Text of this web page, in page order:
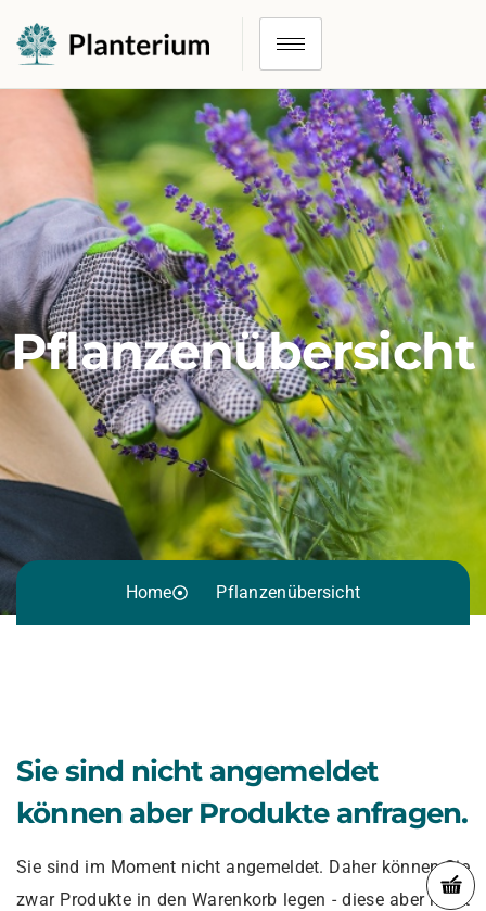
Pflanzenübersicht
Home Pflanzenübersicht
Sie sind nicht angemeldet
können aber Produkte anfragen.
Sie sind im Moment nicht angemeldet. Daher können Sie
zwar Produkte in den Warenkorb legen - diese aber nicht